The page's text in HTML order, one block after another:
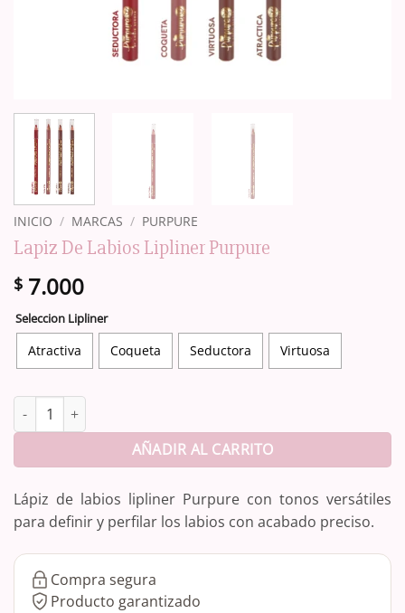
INICIO / MARCAS / PURPURE
Lapiz De Labios Lipliner Purpure
$ 7.000
Seleccion Lipliner
Atractiva Coqueta Seductora Virtuosa
Lapiz De Labios Lipliner Purpure cantidad
AÑADIR AL CARRITO
Lápiz de labios lipliner Purpure con tonos versátiles
para definir y perfilar los labios con acabado preciso.
Compra segura
Producto garantizado